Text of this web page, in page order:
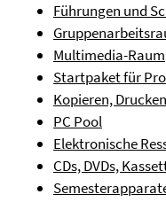
Führungen und
Multimedia-Raum
Startpaket für
Kopieren,
PC Pool
Elektronische
CDs, DVDs,